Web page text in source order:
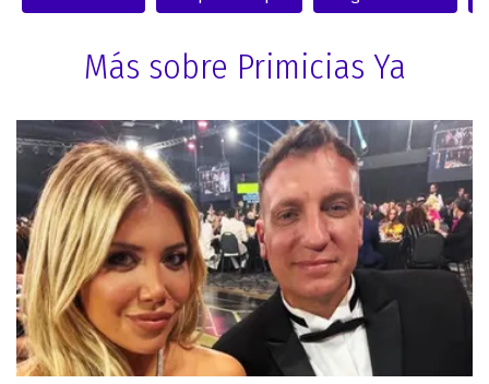
Más sobre Primicias Ya